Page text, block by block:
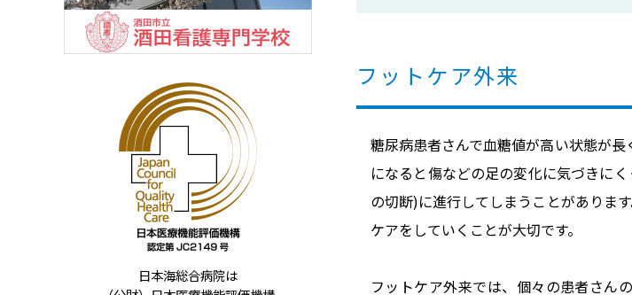
フットケア外来
糖尿病患者さんで血糖値が高い状態が
になると傷などの足の変化に気づきに
の切断)に進行してしまうことがありま
ケアをしていくことが大切です。
フットケア外来では、個々の患者さん
日本海総合病院は